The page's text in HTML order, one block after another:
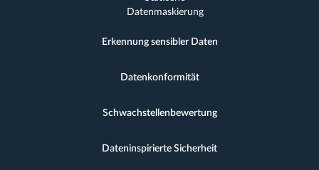
Datenmaskierung
Erkennung sensibler Daten
Datenkonformität
Schwachstellenbewertung
Dateninspirierte Sicherheit